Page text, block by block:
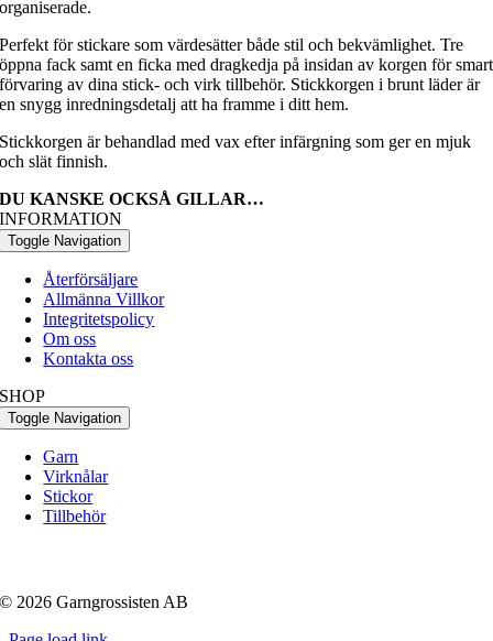
organiserade.
Perfekt för stickare som värdesätter både stil och bekvämlighet. Tre
öppna fack samt en ficka med dragkedja på insidan av korgen för smart
förvaring av dina stick- och virk tillbehör. Stickkorgen i brunt läder är
en snygg inredningsdetalj att ha framme i ditt hem.
Stickkorgen är behandlad med vax efter infärgning som ger en mjuk
och slät finnish.
DU KANSKE OCKSÅ GILLAR…
INFORMATION
Toggle Navigation
Återförsäljare
Allmänna Villkor
Integritetspolicy
Om oss
Kontakta oss
SHOP
Toggle Navigation
Garn
Virknålar
Stickor
Tillbehör
© 2026 Garngrossisten AB